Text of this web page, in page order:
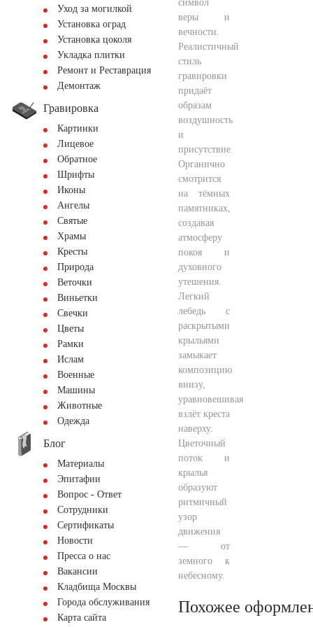
Уход за могилкой
Установка оград
Установка цоколя
Укладка плитки
Ремонт и Реставрация
Демонтаж
Гравировка
Картинки
Лицевое
Обратное
Шрифты
Иконы
Ангелы
Святые
Храмы
Кресты
Природа
Веточки
Виньетки
Свечки
Цветы
Рамки
Ислам
Военные
Машины
Животные
Одежда
Блог
Материалы
Эпитафии
Вопрос - Ответ
Сотрудники
Сертификаты
Новости
Пресса о нас
Вакансии
Кладбища Москвы
Города обслуживания
Карта сайта
символ
веры и
вечности.
Реалистичный
стиль
гравировки
придаёт
образам
воздушность
и
присутствие.
Органично
смотрится
на тёмных
памятниках,
создавая
атмосферу
покоя и
духовного
утешения.
Легкий
лебедь с
раскрытыми
крыльями
замыкает
композицию
внизу,
уравновешивая
взлёт креста
наверху.
Цветочный
поток и
крылья
образуют
ритмичный
узор
движения
— от
земного к
небесному.
Похожее